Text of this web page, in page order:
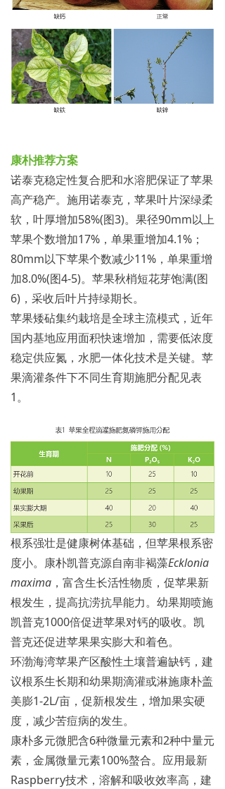
康朴推荐方案
诺泰克稳定性复合肥和水溶肥保证了苹果
高产稳产。施用诺泰克，苹果叶片深绿柔
软，叶厚增加58%(图3)。果径90mm以上
苹果个数增加17%，单果重增加4.1%；
80mm以下苹果个数减少11%，单果重增
加8.0%(图4-5)。苹果秋梢短花芽饱满(图
6)，采收后叶片持绿期长。
苹果矮砧集约栽培是全球主流模式，近年
国内基地应用面积快速增加，需要低浓度
稳定供应氮，水肥一体化技术是关键。苹
果滴灌条件下不同生育期施肥分配见表
1。
根系强壮是健康树体基础，但苹果根系密
度小。康朴凯普克源自南非褐藻Ecklonia
maxima ，富含生长活性物质，促苹果新
根发生，提高抗涝抗旱能力。幼果期喷施
凯普克1000倍促进苹果对钙的吸收。凯
普克还促进苹果果实膨大和着色。
环渤海湾苹果产区酸性土壤普遍缺钙，建
议根系生长期和幼果期滴灌或淋施康朴盖
美膨1-2L/亩，促新根发生，增加果实硬
度，减少苦痘病的发生。
康朴多元微肥含6种微量元素和2种中量元
素，金属微量元素100%螯合。应用最新
Raspberry技术，溶解和吸收效率高，建